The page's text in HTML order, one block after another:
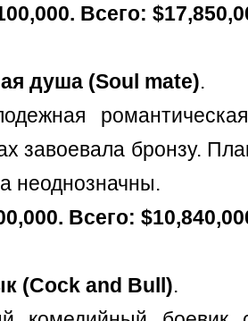
Всего:
душа (Soul mate).
завоевала бронзу.
неоднозначны.
Всего:
(Cock and Bull).